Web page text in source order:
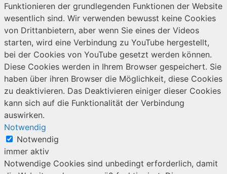
Funktionieren der grundlegenden Funktionen der Website
wesentlich sind. Wir verwenden bewusst keine Cookies
von Drittanbietern, aber wenn Sie eines der Videos
starten, wird eine Verbindung zu YouTube hergestellt,
bei der Cookies von YouTube gesetzt werden können.
Diese Cookies werden in Ihrem Browser gespeichert. Sie
haben über ihren Browser die Möglichkeit, diese Cookies
zu deaktivieren. Das Deaktivieren einiger dieser Cookies
kann sich auf die Funktionalität der Verbindung
auswirken.
Notwendig
Notwendig
immer aktiv
Notwendige Cookies sind unbedingt erforderlich, damit